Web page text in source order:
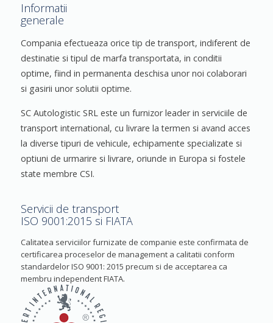
Informatii
generale
Compania efectueaza orice tip de transport, indiferent de
destinatie si tipul de marfa transportata, in conditii
optime, fiind in permanenta deschisa unor noi colaborari
si gasirii unor solutii optime.
SC Autologistic SRL este un furnizor leader in serviciile de
transport international, cu livrare la termen si avand acces
la diverse tipuri de vehicule, echipamente specializate si
optiuni de urmarire si livrare, oriunde in Europa si fostele
state membre CSI.
Servicii de transport
ISO 9001:2015 si FIATA
Calitatea serviciilor furnizate de companie este confirmata de
certificarea proceselor de management a calitatii conform
standardelor ISO 9001: 2015 precum si de acceptarea ca
membru independent FIATA.